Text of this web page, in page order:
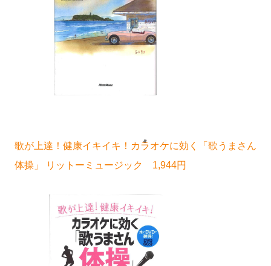
歌が上達！健康イキイキ！カラオケに効く「歌うまさん
体操」 リットーミュージック 1,944円